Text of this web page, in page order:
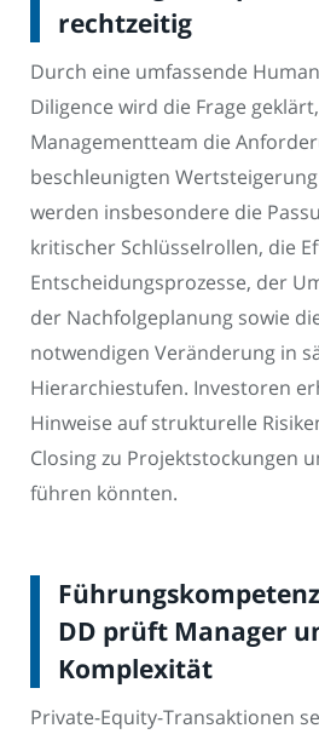
rechtzeitig
Durch eine umfassende
Diligence wird die Frage
Managementteam die
beschleunigten
werden insbesondere die
kritischer Schlüsselrollen, die
Entscheidungsprozesse, der
der Nachfolgeplanung sowie
notwendigen Veränderung in
Hierarchiestufen. Investoren
Hinweise auf strukturelle
Closing zu Projektstockungen
führen könnten.
DD prüft Manager
Komplexität
Private-Equity-Transaktionen